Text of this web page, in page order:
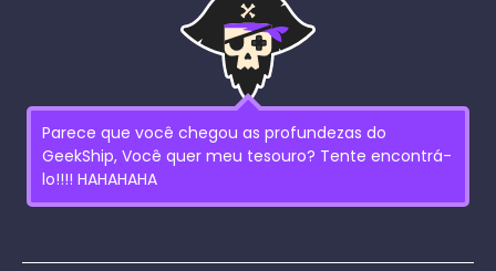
Parece que você chegou as profundezas do
GeekShip, Você quer meu tesouro? Tente encontrá-
lo!!!! HAHAHAHA